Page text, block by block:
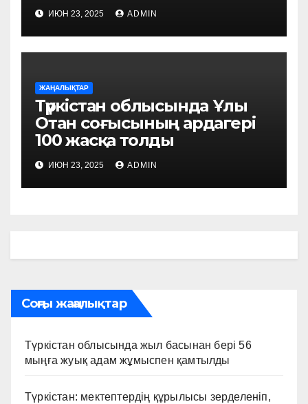
ИЮН 23, 2025 ADMIN
ЖАҢАЛЫҚТАР
Түркістан облысында Ұлы
Отан соғысының ардагері
100 жасқа толды
ИЮН 23, 2025 ADMIN
Соңғы жаңалықтар
Түркістан облысында жыл басынан бері 56
мыңға жуық адам жұмыспен қамтылды
Түркістан: мектептердің құрылысы зерделеніп,